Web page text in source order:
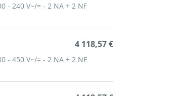
- 240 V~/= - 2 NA + 2 NF
- 450 V~/= - 2 NA + 2 NF
4 118,57 €